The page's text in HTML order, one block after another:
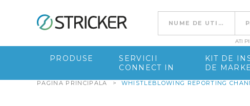
Go to content
ATI
PRODUSE
SERVICII
CONNECT IN
KIT DE
DE
PAGINA PRINCIPALA > WHISTLEBLOWING REPORTING